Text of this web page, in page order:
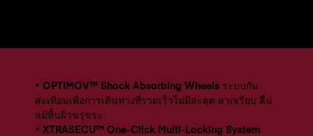
• OPTIMOV™ Shock Absorbing Wheels ระบบกัน
สะเทือนเพื่อการเดินทางที่รวดเร็วไม่มีสะดุด ลากเรียบ ลื่น
แม้พื้นผิวขรุขระ
• XTRASECU™ One-Click Multi-Locking System